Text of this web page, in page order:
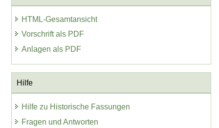
HTML-Gesamtansicht
Vorschrift als PDF
Anlagen als PDF
Hilfe
Hilfe zu Historische Fassungen
Fragen und Antworten